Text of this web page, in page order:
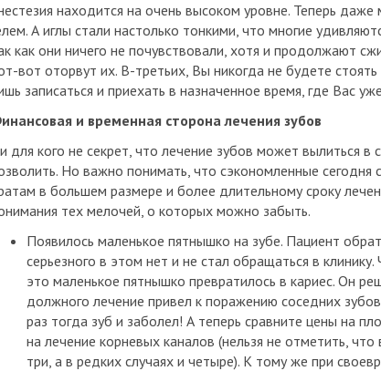
находится на очень высоком уровне. Теперь
А иглы стали настолько тонкими, что многие
как они ничего не почувствовали, хотя и продолжают
вот оторвут их. В-третьих, Вы никогда не будете
записаться и приехать в назначенное время, где Вас
и временная сторона лечения зубов
для кого не секрет, что лечение зубов может вылиться
Но важно понимать, что cэкономленные сегодня
в большем размере и более длительному сроку
тех мелочей, о которых можно забыть.
Появилось маленькое пятнышко на зубе. Пациент
серьезного в этом нет и не стал обращаться в
это маленькое пятнышко превратилось в кариес. Он
должного лечение привел к поражению соседних
раз тогда зуб и заболел! А теперь сравните цены на
на лечение корневых каналов (нельзя не отметить,
три, а в редких случаях и четыре). К тому же при